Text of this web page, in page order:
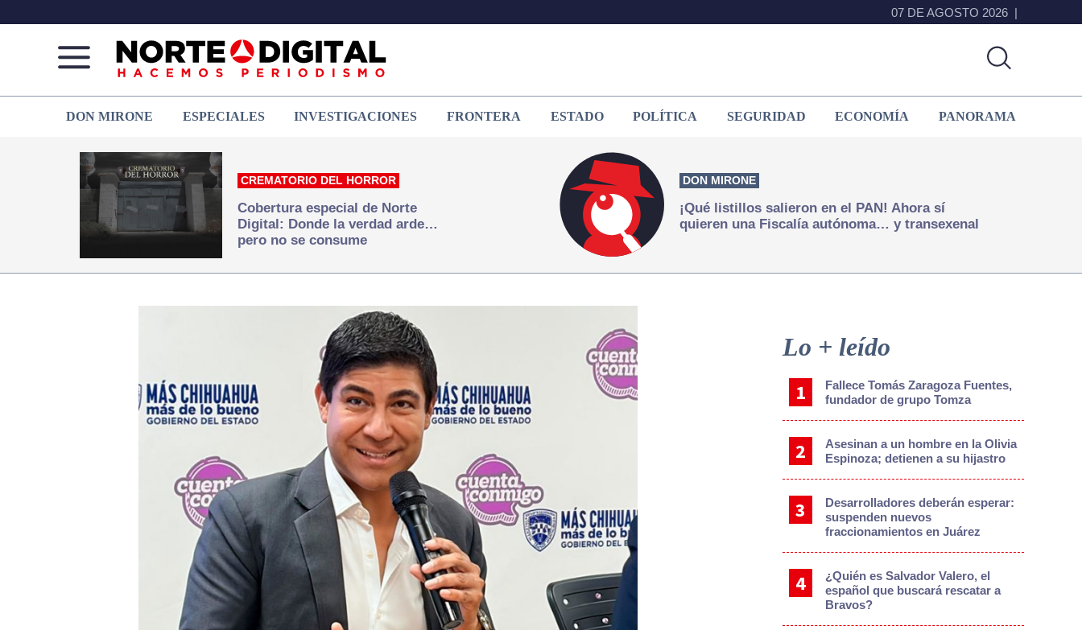
07 DE AGOSTO 2026
de
Juárez
que
hacemos periodismo
DON MIRONE ESPECIALES INVESTIGACIONES FRONTERA ESTADO POLÍTICA SEGURIDAD ECONOMÍA PANORAMA
CREMATORIO DEL HORROR
Cobertura especial de Norte
Digital: Donde la verdad arde…
pero no se consume
DON MIRONE
¡Qué listillos salieron en el PAN! Ahora sí
quieren una Fiscalía autónoma… y transexenal
Sidebar
Lo + leído
Fallece Tomás Zaragoza Fuentes,
fundador de grupo Tomza
Asesinan a un hombre en la Olivia
Espinoza; detienen a su hijastro
Desarrolladores deberán esperar:
suspenden nuevos
fraccionamientos en Juárez
¿Quién es Salvador Valero, el
español que buscará rescatar a
Bravos?